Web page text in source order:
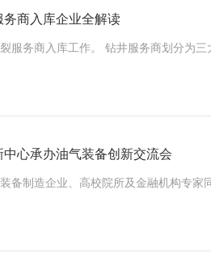
务商入库企业全解读
心承办油气装备创新交流会